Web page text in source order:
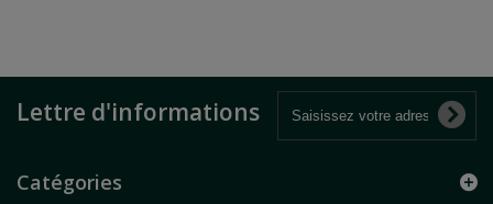
Lettre d'informations
Catégories